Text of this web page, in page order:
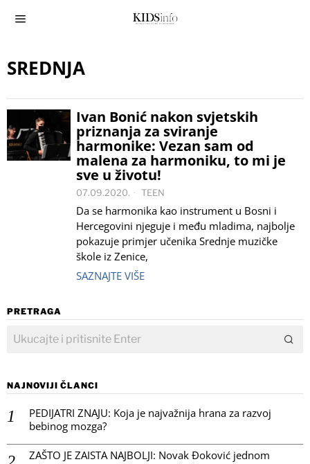
SREDNJA
Ivan Bonić nakon svjetskih
priznanja za sviranje
harmonike: Vezan sam od
malena za harmoniku, to mi je
sve u životu!
07.09.2020. TEEN
Da se harmonika kao instrument u Bosni i
Hercegovini njeguje i među mladima, najbolje
pokazuje primjer učenika Srednje muzičke
škole iz Zenice,
SAZNAJTE VIŠE
PRETRAGA
NAJNOVIJI ČLANCI
PEDIJATRI ZNAJU: Koja je najvažnija hrana za razvoj
bebinog mozga?
ZAŠTO JE ZAISTA NAJBOLJI: Novak Đoković jednom